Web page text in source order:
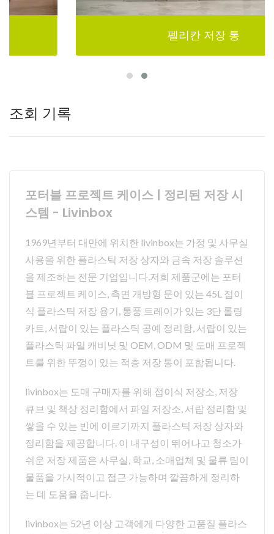
펠리칸 저장 통
조회 기록
포터블 프로젝트 케이스 | 정리된 저장 시
스템 - Livinbox
1969년부터 대만에 위치한 livinbox는 가정 및 사무실
사용을 위한 플라스틱 저장 상자와 금속 저장 솔루션
을 제조하는 전문 기업입니다.저희 제품군에는 포터
블 프로젝트 케이스, 측면 개방형 문이 있는 45L 접이
식 플라스틱 저장 용기, 통풍 트레이가 있는 3단 롤링
카트, 서랍이 있는 플라스틱 공예 정리함, 서랍이 있는
플라스틱 파일 캐비닛 및 OEM, ODM 및 도매 프로젝
트를 위한 뚜껑이 있는 적층 저장 통이 포함됩니다.
livinbox는 도매 구매자를 위해 접이식 저장소, 저장
큐브 및 책상 정리함에서 파일 저장소, 서랍 정리함 및
쌓을 수 있는 빈에 이르기까지 플라스틱 저장 상자와
정리함을 제공합니다. 이 내구성이 뛰어나고 청소가
쉬운 저장 제품은 사무실, 학교, 소매업체 및 물류 팀이
물품을 가시적이고 접근 가능하며 깔끔하게 정리하
는 데 도움을 줍니다.
livinbox는 52년 이상 고객에게 다양한 고품질 플라스